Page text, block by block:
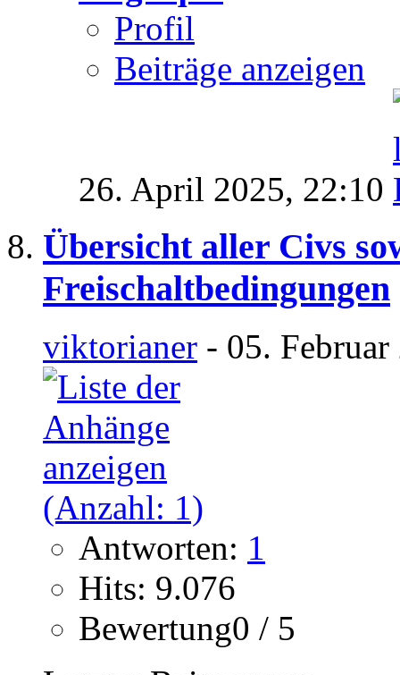
Profil
Beiträge anzeigen
26. April 2025, 22:10
Übersicht aller Civs
Freischaltbedingungen
viktorianer - 05.
Antworten: 1
Hits: 9.076
Bewertung0 / 5